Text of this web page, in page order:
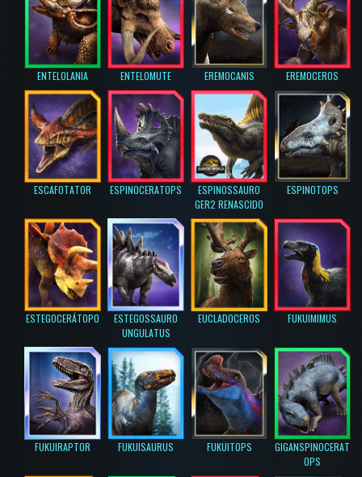
ENTELOLANIA ENTELOMUTE EREMOCANIS EREMOCEROS
ESCAFOTATOR ESPINOCERATOPS
ESPINOSSAURO
GER2 RENASCIDO
ESPINOTOPS
ESTEGOCERÁTOPO
ESTEGOSSAURO
UNGULATUS
EUCLADOCEROS FUKUIMIMUS
FUKUIRAPTOR FUKUISAURUS FUKUITOPS
GIGANSPINOCERAT
OPS